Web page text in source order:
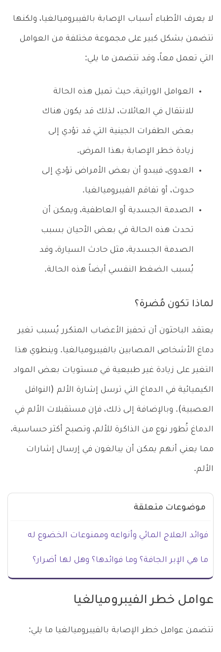
لا يعرف الأطباء أسباب الإصابة بالفيبروميالغيا، ولكنها
تتضمن بشكل كبير على مجموعة مختلفة من العوامل
التي تعمل معاً، وقد تتضمن ما يلي:
العوامل الوراثية، حيث تميل هذه الحالة
للانتقال في العائلات، لذلك قد يكون هناك
بعض الطفرات الجينية التي قد تؤدي إلى
زيادة خطر الإصابة بهذا المرض.
العدوى، فيبدو أن بعض الأمراض تؤدي إلى
حدوث، أو تفاقم الفيبروميالغيا.
الصدمة الجسدية أو العاطفية، ويمكن أن
تحدث هذه الحالة في بعض الأحيان بسبب
الصدمة الجسدية، مثل حادث السيارة، وقد
يُسبب الضغط النفسي أيضاً هذه الحالة.
لماذا تكون مُضرة؟
يعتقد الباحثون أن تحفيز الأعضاب المتكرر يُسبب تغير
دماغ الأشخاص المصابين بالفيبروميالغيا. وينطوي هذا
التغير على زيادة غير طبيعية في مستويات بعض المواد
الكيميائية في الدماغ التي ترسل إشارة الألم (النواقل
العصبية). وبالإضافة إلى ذلك، فإن مستقبلات الألم في
الدماغ تُطور نوع من الذاكرة للألم، وتصبح أكثر حساسية،
مما يعني أنهم يمكن أن يبالغون في إرسال إشارات
الألم.
موضوعات متعلقة
فوائد العلاج المائي وأنواعه وممنوعات الخضوع له
ما هي الإبر الجافة؟ وما فوائدها؟ وهل لها أضرار؟
عوامل خطر الفيبروميالغيا
تتضمن عوامل خطر الإصابة بالفيبروميالغيا ما يلي: